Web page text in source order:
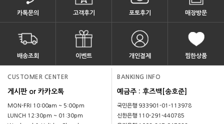
카톡문의 고객후기 포토후기 매장방문
배송조회 이벤트 개인결제 찜한상품
CUSTOMER CENTER
게시판 or 카카오톡
MON-FRI 10:00am ~ 5:00pm
LUNCH 12:30pm ~ 01:30pm
BANKING INFO
예금주 : 후즈백[송호준]
국민은행 933901-01-113978
신한은행 110-291-440785